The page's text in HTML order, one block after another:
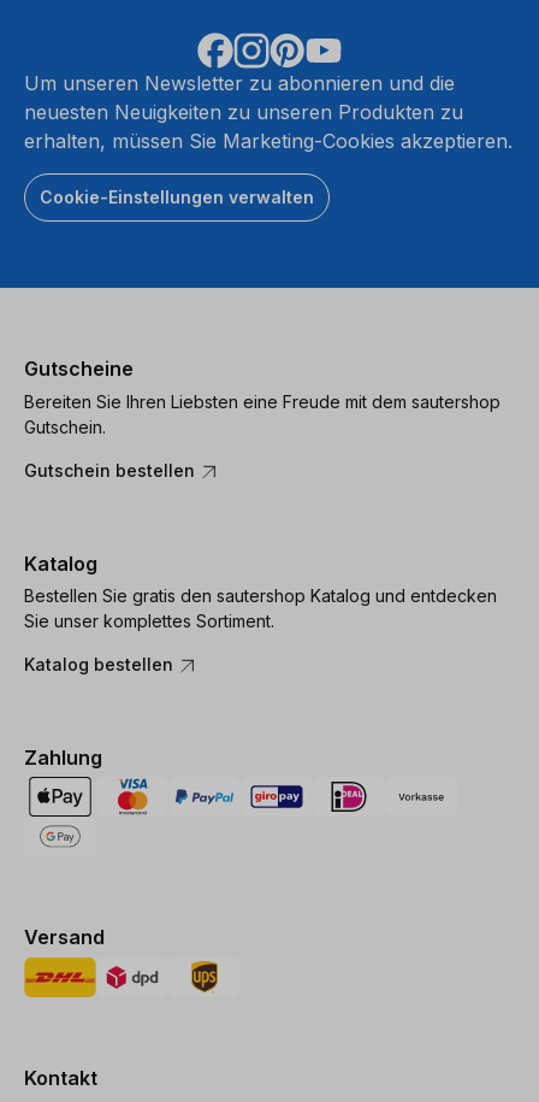
Um unseren Newsletter zu abonnieren und die
neuesten Neuigkeiten zu unseren Produkten zu
erhalten, müssen Sie Marketing-Cookies akzeptieren.
Cookie-Einstellungen verwalten
Gutscheine
Bereiten Sie Ihren Liebsten eine Freude mit dem sautershop
Gutschein.
Gutschein bestellen
Katalog
Bestellen Sie gratis den sautershop Katalog und entdecken
Sie unser komplettes Sortiment.
Katalog bestellen
Zahlung
Versand
Kontakt